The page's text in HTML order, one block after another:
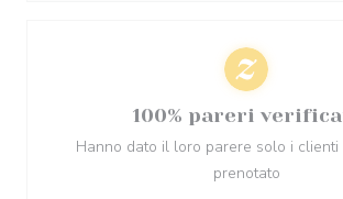
100% pareri
Hanno dato il loro parere solo i clienti
prenotato